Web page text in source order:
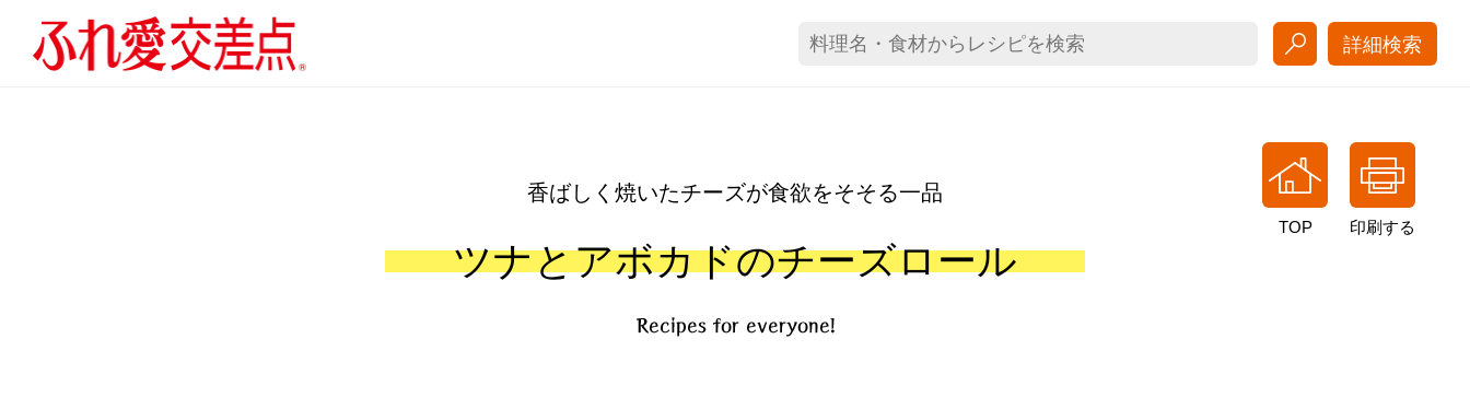
詳細検索
TOP 印刷する
香ばしく焼いたチーズが食欲をそそる一品
ツナとアボカドのチーズロール